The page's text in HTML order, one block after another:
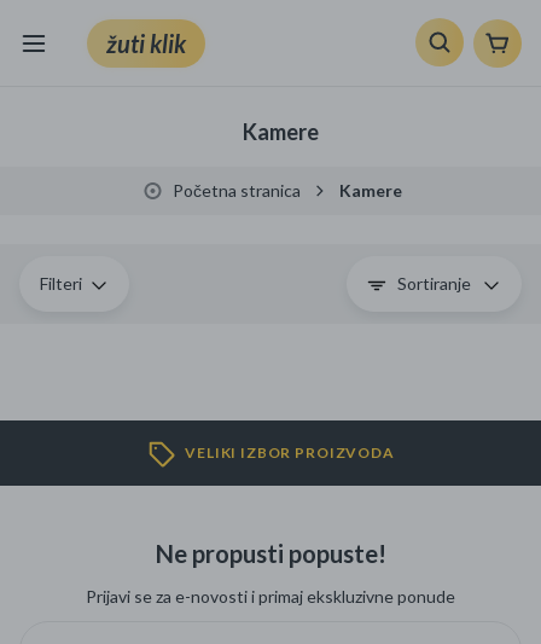
žuti klik
TV, audio i foto
Sport i slobodno vrijeme
Kamere
Početna stranica Kamere
Filteri Sortiranje
VELIKI IZBOR PROIZVODA
Ne propusti popuste!
Prijavi se za e-novosti i primaj ekskluzivne ponude